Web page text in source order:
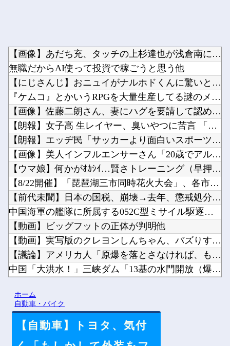
【画像】あだち充、タッチの上杉達也が浅倉南に告白したシーンを...
無職だからAI使って投資で稼ごうと思う他
【にじさんじ】おニュイがナルホドくんに驚いとる他
『ケムコ』とかいうRPGを大量生産してる謎のメーカー他
【画像】佐藤二朗さん、妻にハグを要請して認められたと報告→...
【朗報】女子高 生レイヤー、臭いやつに苦言 「洋服は一回全部...
【朗報】エッヂ民「サッカーより面白いスポーツある？」→野球v...
【画像】美人インフルエンサーさん「20歳でアルファード一括で...
【ウマ娘】何かがｵｶｼｲ…賢さトレーニング（早押しクイズ）他
【8/22開催】「琵琶湖三市同時花火大会」、各市公式「そんな...
【前代未聞】日本の国税、崩壊→去年、懲戒処分37人 今年は3...
中国海軍の艦隊に所属する052C型ミサイル駆逐艦「長春」と0...
【動画】ビッグフットの正体が判明他
【動画】実写版のクレヨンしんちゃん、バズりすぎて80万いいね...
【議論】アメリカ人「原爆を落とさなければ、もっと多くの日本...
中国「大洪水！」三峡ダム「13基の水門開放（爆量放流」中国都...
ホーム
自動車・バイク
【自動車】トヨタ、気付